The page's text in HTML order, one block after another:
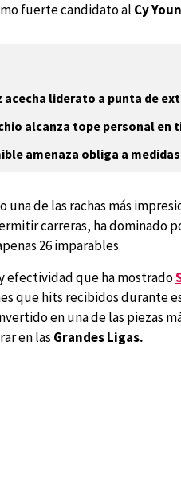
fuerte candidato al Cy
acecha liderato a punta de
alcanza tope personal
amenaza obliga a
de las rachas más
carreras, ha dominado
26 imparables.
efectividad que ha mostrado
que hits recibidos durante
en una de las piezas
en las Grandes Ligas.